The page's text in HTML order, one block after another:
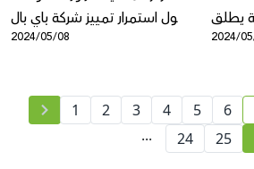
حول استمرار تمييز شركة باي بال
ضد الفلسطينيّين
2024/05/08
حملة يطلق
2024/
1 2 3 4 5 6
...
24 25